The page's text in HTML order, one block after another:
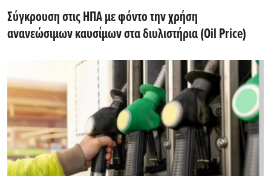
Σύγκρουση στις ΗΠΑ με φόντο την χρήση
ανανεώσιμων καυσίμων στα διυλιστήρια (Oil Price)